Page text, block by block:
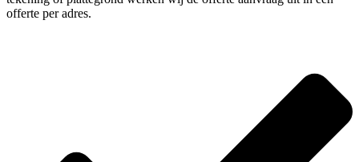
offerte per adres.